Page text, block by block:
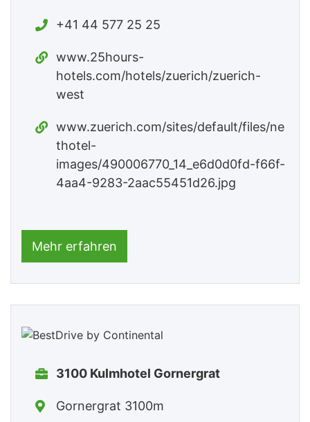
+41 44 577 25 25
www.25hours-
hotels.com/hotels/zuerich/zuerich-
west
www.zuerich.com/sites/default/files/ne
thotel-
images/490006770_14_e6d0d0fd-f66f-
4aa4-9283-2aac55451d26.jpg
Mehr erfahren
3100 Kulmhotel Gornergrat
Gornergrat 3100m